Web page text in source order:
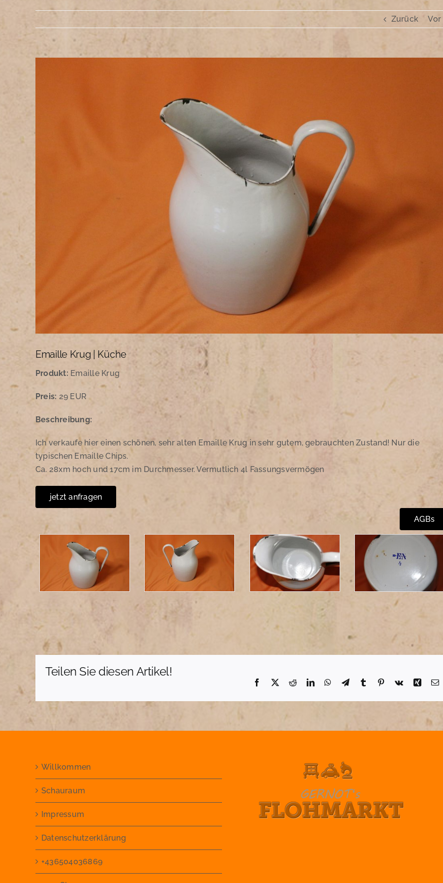
Zurück Vor
Emaille Krug | Küche
Produkt: Emaille Krug
Preis: 29 EUR
Beschreibung:
Ich verkaufe hier einen schönen, sehr alten Emaille Krug in sehr gutem, gebrauchten Zustand! Nur die
typischen Emaille Chips.
Ca. 28xm hoch und 17cm im Durchmesser. Vermutlich 4l Fassungsvermögen
jetzt anfragen
AGBs
Teilen Sie diesen Artikel!
Facebook
X RedditLinkedInWhatsApp
TelegramTumblr Pinterest
Vk Xing E-
Willkommen
Schauraum
Impressum
Datenschutzerklärung
+436504036869